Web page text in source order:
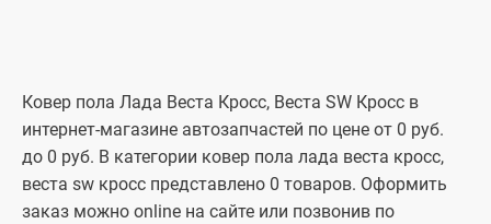
Ковер пола Лада Веста Кросс, Веста SW Кросс в
интернет-магазине автозапчастей по цене от 0 руб.
до 0 руб. В категории ковер пола лада веста кросс,
веста sw кросс представлено 0 товаров. Оформить
заказ можно online на сайте или позвонив по